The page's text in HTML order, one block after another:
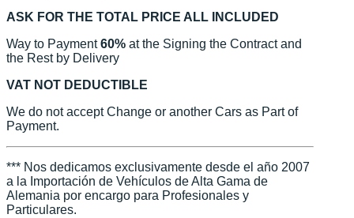
ASK FOR THE TOTAL PRICE ALL INCLUDED
Way to Payment60% at the Signing the Contract and
the Rest by Delivery
VAT NOT DEDUCTIBLE
We do not accept Change or another Cars as Part of
Payment.
*** Nos dedicamos exclusivamente desde el año 2007
a la Importación de Vehículos de Alta Gama de
Alemania por encargo para Profesionales y
Particulares.